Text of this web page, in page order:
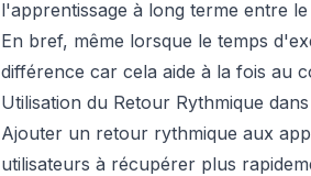
l'apprentissage à long terme entre
En bref, même lorsque le temps
différence car cela aide à la fois au
Utilisation du Retour Rythmique
Ajouter un retour rythmique aux
utilisateurs à récupérer plus